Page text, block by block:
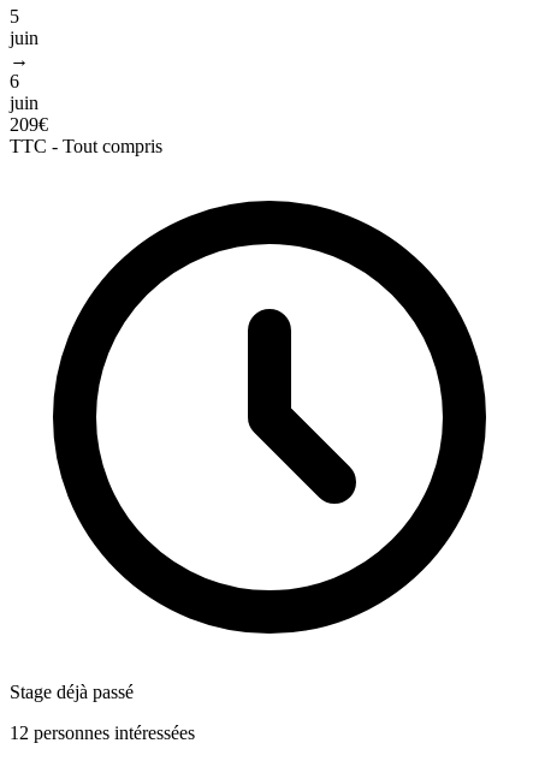
5
juin
→
6
juin
209€
TTC - Tout compris
Stage déjà passé
12 personnes intéressées